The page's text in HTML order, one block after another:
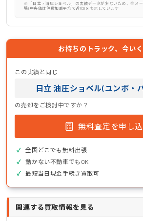
※「日立 × 油圧ショベル」の実績データが少ないため、全メ
場(中央値は件数加重平均で近似)を表示しています
お持ちのトラック、今い
この実績と同じ
日立 油圧ショベル(ユンボ・
の売却をご検討中ですか？
無料査定を申し
全国どこでも無料出張
動かない不動車でもOK
最短当日現金手続き買取可
関連する買取情報を見る